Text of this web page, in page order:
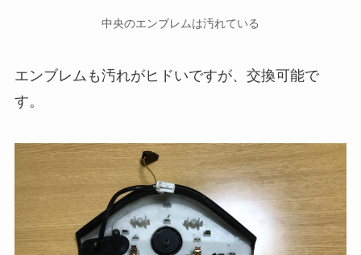
中央のエンブレムは汚れている
エンブレムも汚れがヒドいですが、交換可能で
す。